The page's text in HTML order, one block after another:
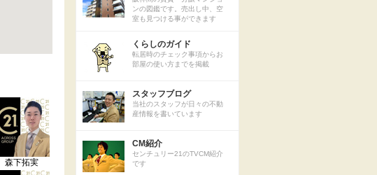
森下拓実
ンの図鑑です。売出し中、空
室も見つける事ができます
くらしのガイド
転居時のチェック事項からお
部屋の使い方までを掲載
スタッフブログ
当社のスタッフが日々の不動
産情報を書いています
CM紹介
センチュリー21のTVCM紹介
です